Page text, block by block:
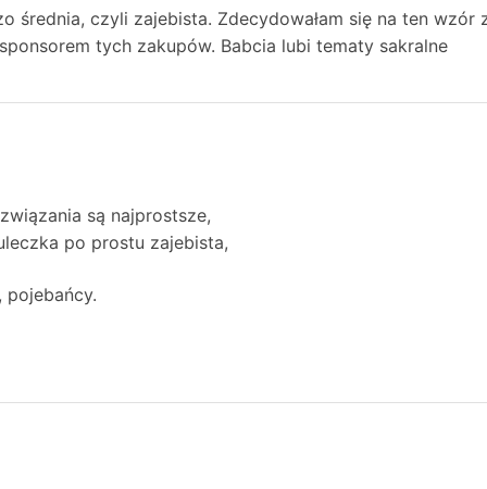
średnia, czyli zajebista. Zdecydowałam się na ten
tych zakupów. Babcia lubi tematy sakralne
są najprostsze,
po prostu zajebista,
pojebańcy.